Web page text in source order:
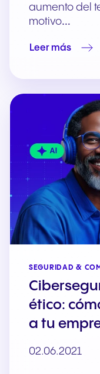
aumento del
motivo…
Leer más
SEGURIDAD &
ético:
a tu
02.06.2021